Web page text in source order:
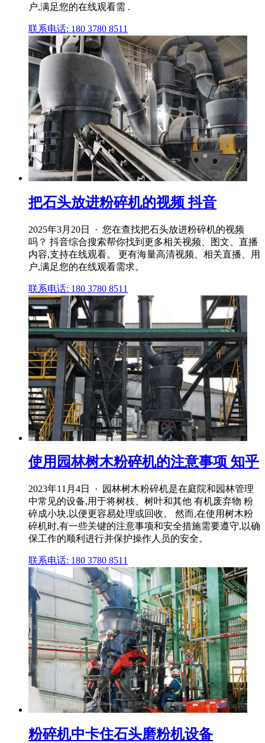
户,满足您的在线观看需 .
联系电话: 180 3780 8511
把石头放进粉碎机的视频 抖音
2025年3月20日 · 您在查找把石头放进粉碎机的视频
吗？ 抖音综合搜索帮你找到更多相关视频、图文、直播
内容,支持在线观看。 更有海量高清视频、相关直播、用
户,满足您的在线观看需求。
联系电话: 180 3780 8511
使用园林树木粉碎机的注意事项 知乎
2023年11月4日 · 园林树木粉碎机是在庭院和园林管理
中常见的设备,用于将树枝、树叶和其他 有机废弃物 粉
碎成小块,以便更容易处理或回收。 然而,在使用树木粉
碎机时,有一些关键的注意事项和安全措施需要遵守,以确
保工作的顺利进行并保护操作人员的安全。
联系电话: 180 3780 8511
粉碎机中卡住石头磨粉机设备